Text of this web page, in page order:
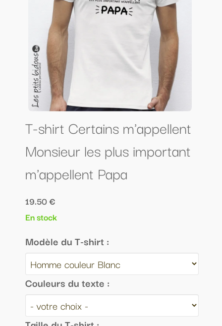
T-shirt Certains m'appellent
Monsieur les plus important
m'appellent Papa
19.50 €
En stock
Modèle du T-shirt :
Couleurs du texte :